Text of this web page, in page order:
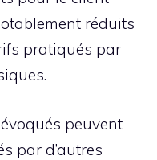
réduits
pratiqués par
peuvent
par d’autres